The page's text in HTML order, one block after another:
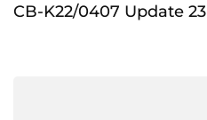
CB-K22/0407 Update 23